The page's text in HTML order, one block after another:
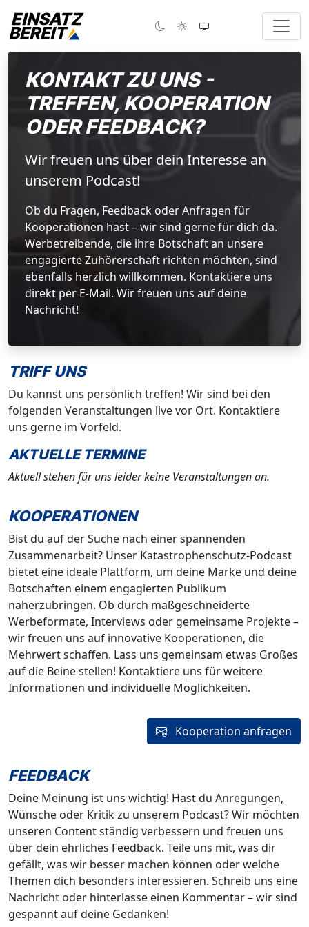
KONTAKT ZU UNS -
TREFFEN, KOOPERATION
ODER FEEDBACK?
Wir freuen uns über dein Interesse an
unserem Podcast!
Ob du Fragen, Feedback oder Anfragen für
Kooperationen hast – wir sind gerne für dich da.
Werbetreibende, die ihre Botschaft an unsere
engagierte Zuhörerschaft richten möchten, sind
ebenfalls herzlich willkommen. Kontaktiere uns
direkt per E-Mail. Wir freuen uns auf deine
Nachricht!
TRIFF UNS
Du kannst uns persönlich treffen! Wir sind bei den
folgenden Veranstaltungen live vor Ort. Kontaktiere
uns gerne im Vorfeld.
AKTUELLE TERMINE
Aktuell stehen für uns leider keine Veranstaltungen an.
KOOPERATIONEN
Bist du auf der Suche nach einer spannenden
Zusammenarbeit? Unser Katastrophenschutz-Podcast
bietet eine ideale Plattform, um deine Marke und deine
Botschaften einem engagierten Publikum
näherzubringen. Ob durch maßgeschneiderte
Werbeformate, Interviews oder gemeinsame Projekte –
wir freuen uns auf innovative Kooperationen, die
Mehrwert schaffen. Lass uns gemeinsam etwas Großes
auf die Beine stellen! Kontaktiere uns für weitere
Informationen und individuelle Möglichkeiten.
Kooperation anfragen
FEEDBACK
Deine Meinung ist uns wichtig! Hast du Anregungen,
Wünsche oder Kritik zu unserem Podcast? Wir möchten
unseren Content ständig verbessern und freuen uns
über dein ehrliches Feedback. Teile uns mit, was dir
gefällt, was wir besser machen können oder welche
Themen dich besonders interessieren. Schreib uns eine
Nachricht oder hinterlasse einen Kommentar – wir sind
gespannt auf deine Gedanken!